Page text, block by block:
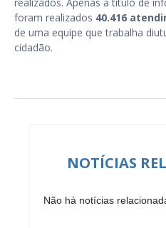
foram realizados 40.416
de uma equipe que trabalha
cidadão.
NOTÍCIAS
Não há notícias